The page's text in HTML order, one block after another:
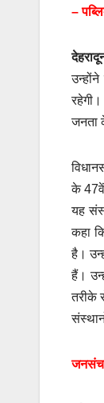
–
जनता
के 47वें
यह
कहा
है।
हैं।
तरीके